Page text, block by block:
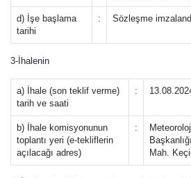
d) İşe başlama
tarihi
: Sözleşme
3-İhalenin
a) İhale (son teklif verme)
tarih ve saati
:
b) İhale komisyonunun
toplantı yeri (e-tekliflerin
açılacağı adres)
:
Mah.